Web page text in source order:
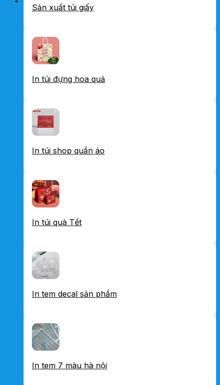
Sản xuất túi giấy
In túi đựng hoa quả
In túi shop quần áo
In túi quà Tết
In tem decal sản phẩm
In tem 7 màu hà nội